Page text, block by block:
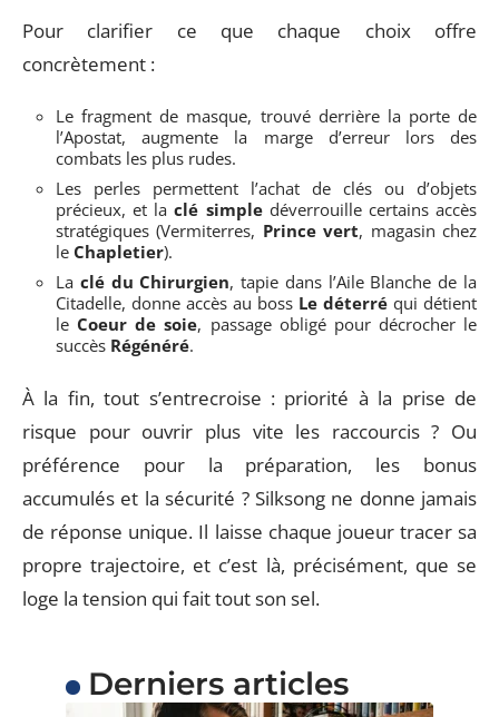
Pour clarifier ce que chaque choix offre
concrètement :
Le fragment de masque, trouvé derrière la porte de
l’Apostat, augmente la marge d’erreur lors des
combats les plus rudes.
Les perles permettent l’achat de clés ou d’objets
précieux, et laclé simpledéverrouille certains accès
stratégiques (Vermiterres, Prince vert, magasin chez
le Chapletier).
La clé du Chirurgien, tapie dans l’Aile Blanche de la
Citadelle, donne accès au boss Le déterré qui détient
le Coeur de soie, passage obligé pour décrocher le
succès Régénéré.
À la fin, tout s’entrecroise : priorité à la prise de
risque pour ouvrir plus vite les raccourcis ? Ou
préférence pour la préparation, les bonus
accumulés et la sécurité ? Silksong ne donne jamais
de réponse unique. Il laisse chaque joueur tracer sa
propre trajectoire, et c’est là, précisément, que se
loge la tension qui fait tout son sel.
Derniers articles